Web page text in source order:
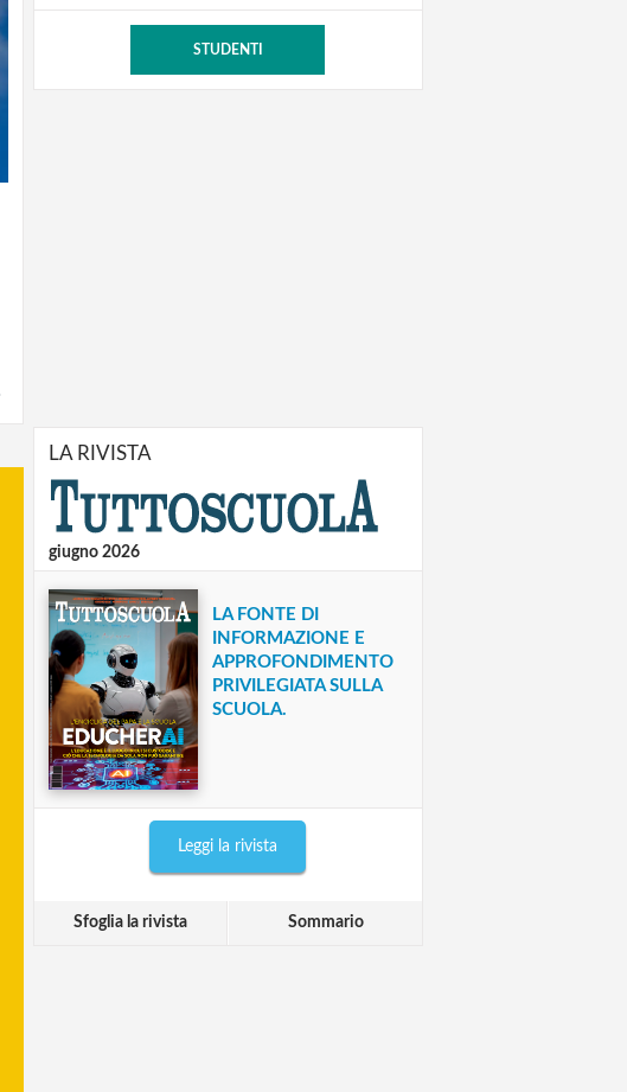
STUDENTI
LA RIVISTA
giugno 2026
LA FONTE DI
INFORMAZIONE E
APPROFONDIMENTO
PRIVILEGIATA SULLA
SCUOLA.
Leggi la rivista
Sfoglia la rivista Sommario